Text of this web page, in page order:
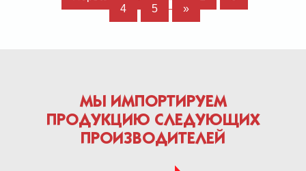
4
5 »
МЫ ИМПОРТИРУЕМ
ПРОДУКЦИЮ СЛЕДУЮЩИХ
ПРОИЗВОДИТЕЛЕЙ